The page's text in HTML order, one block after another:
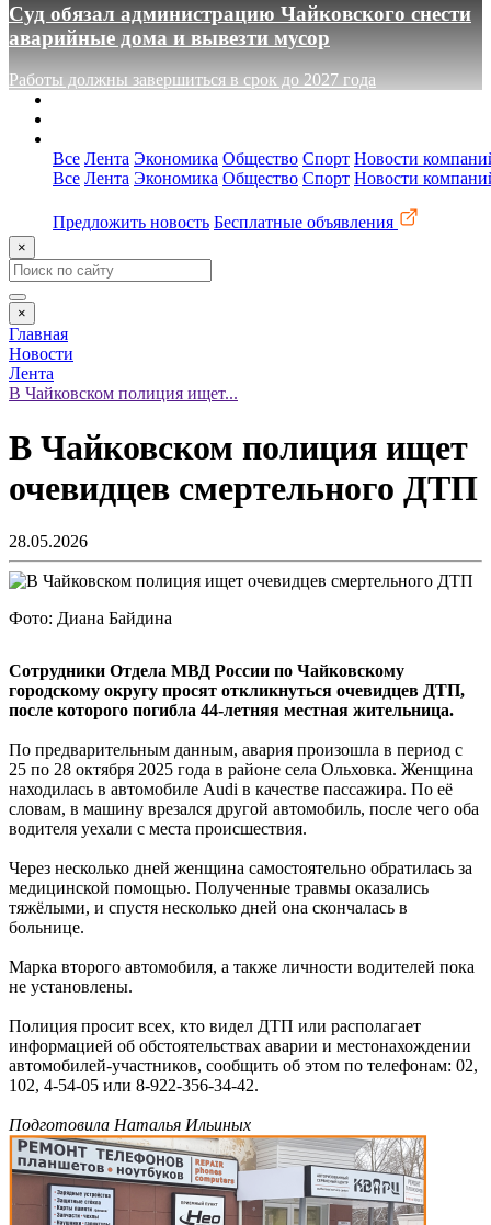
Суд обязал администрацию Чайковского снести
аварийные дома и вывезти мусор
Работы должны завершиться в срок до 2027 года
Все Лента Экономика Общество Спорт Новости
Все Лента Экономика Общество Спорт Новости
Предложить новость Бесплатные объявления
×
×
Главная
Новости
Лента
В Чайковском полиция ищет...
В Чайковском полиция ищет
очевидцев смертельного ДТП
28.05.2026
Фото: Диана Байдина
Сотрудники Отдела МВД России по Чайковскому
городскому округу просят откликнуться очевидцев ДТП,
после которого погибла 44-летняя местная жительница.
По предварительным данным, авария произошла в период с
25 по 28 октября 2025 года в районе села Ольховка. Женщина
находилась в автомобиле Audi в качестве пассажира. По её
словам, в машину врезался другой автомобиль, после чего оба
водителя уехали с места происшествия.
Через несколько дней женщина самостоятельно обратилась за
медицинской помощью. Полученные травмы оказались
тяжёлыми, и спустя несколько дней она скончалась в
больнице.
Марка второго автомобиля, а также личности водителей пока
не установлены.
Полиция просит всех, кто видел ДТП или располагает
информацией об обстоятельствах аварии и местонахождении
автомобилей-участников, сообщить об этом по телефонам: 02,
102, 4-54-05 или 8-922-356-34-42.
Подготовила Наталья Ильиных